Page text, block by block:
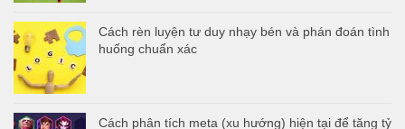
Cách rèn luyện tư duy nhạy bén và phán đoán tình
huống chuẩn xác
Cách phân tích meta (xu hướng) hiện tại để tăng tỷ